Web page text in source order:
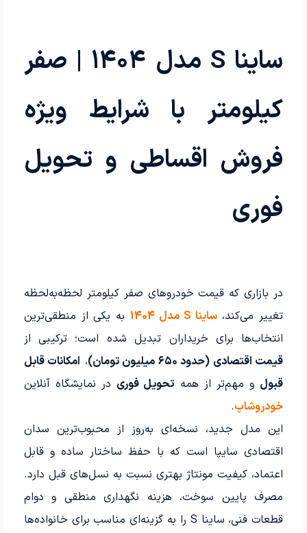
ساینا S مدل 1404 | صفر
کیلومتر با شرایط ویژه
فروش اقساطی و تحویل
فوری
در بازاری که قیمت خودروهای صفر کیلومتر لحظه‌به‌لحظه
تغییر می‌کند،ساینا S مدل 1404
به یکی از منطقی‌ترین
انتخاب‌ها برای خریداران تبدیل شده است؛ ترکیبی از
قیمت اقتصادی (حدود ۶۵۰ میلیون تومان)
، امکانات قابل
قبول و مهم‌تر از همه تحویل فوری در نمایشگاه آنلاین
خودروشاپ.
این مدل جدید، نسخه‌ای به‌روز از محبوب‌ترین سدان
اقتصادی سایپا است که با حفظ ساختار ساده و قابل
اعتماد، کیفیت مونتاژ بهتری نسبت به نسل‌های قبل دارد.
مصرف پایین سوخت، هزینه نگهداری منطقی و دوام
قطعات فنی، ساینا S را به گزینه‌ای مناسب برای خانواده‌ها